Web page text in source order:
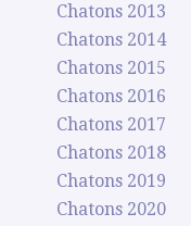
Chatons 2013
Chatons 2014
Chatons 2015
Chatons 2016
Chatons 2017
Chatons 2018
Chatons 2019
Chatons 2020